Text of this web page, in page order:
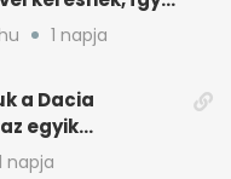
1 napja
a Dacia
egyik
új autót
napja